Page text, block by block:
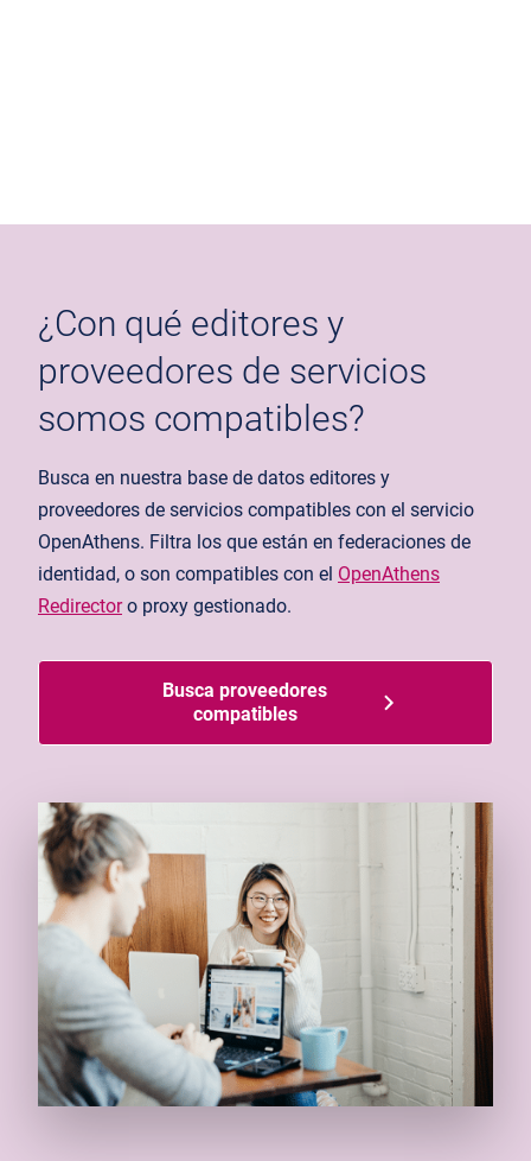
¿Con qué editores y
proveedores de servicios
somos compatibles?
Busca en nuestra base de datos editores y
proveedores de servicios compatibles con el servicio
OpenAthens. Filtra los que están en federaciones de
identidad, o son compatibles con el OpenAthens
Redirectoro proxy gestionado.
Busca proveedores
compatibles